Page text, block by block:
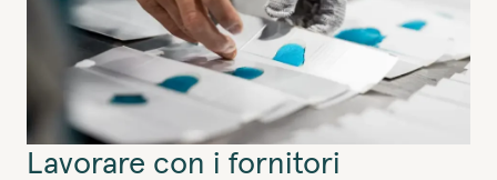
Lavorare con i fornitori